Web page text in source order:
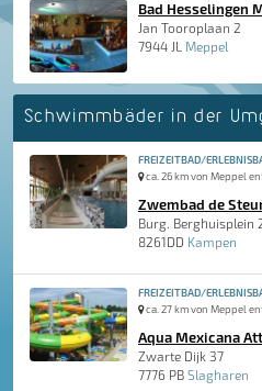
Bad Hesselingen
Jan Tooroplaan 2
7944 JL Meppel
Schwimmbäder in der
FREIZEITBAD/
ca. 26 km von Meppel
Zwembad de
Burg. Berghuisplein
8261DD Kampen
FREIZEITBAD/
ca. 27 km von Meppel
Aqua Mexicana
Zwarte Dijk 37
7776 PB Slagharen